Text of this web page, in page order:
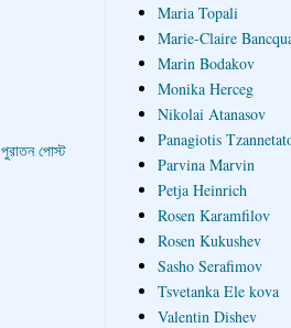
পুরাতন পোস্ট
Maria Topali
Marie-Claire
Marin Bodakov
Monika Herceg
Nikolai Atanasov
Panagiotis
Parvina Marvin
Petja Heinrich
Rosen Karamfilov
Rosen Kukushev
Sasho Serafimov
Tsvetanka Ele kova
Valentin Dishev